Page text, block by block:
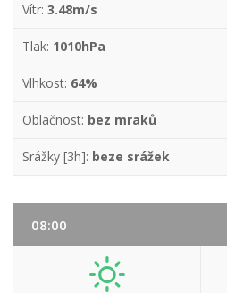
Vítr: 3.48m/s
Tlak: 1010hPa
Vlhkost: 64%
Oblačnost: bez mraků
Srážky [3h]: beze srážek
08:00